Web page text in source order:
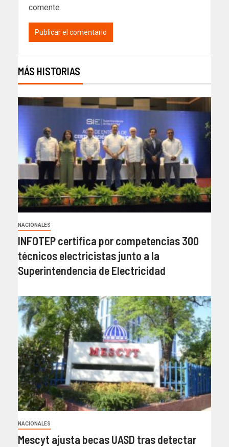
comente.
MÁS HISTORIAS
NACIONALES
INFOTEP certifica por competencias 300
técnicos electricistas junto a la
Superintendencia de Electricidad
NACIONALES
Mescyt ajusta becas UASD tras detectar